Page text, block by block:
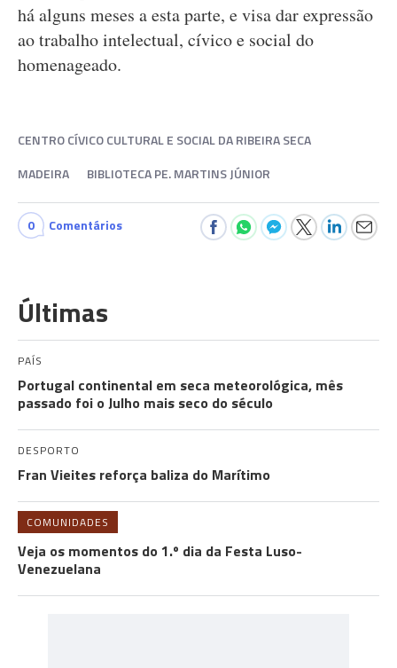
há alguns meses a esta parte, e visa dar expressão
ao trabalho intelectual, cívico e social do
homenageado.
CENTRO CÍVICO CULTURAL E SOCIAL DA RIBEIRA SECA
MADEIRA
BIBLIOTECA PE. MARTINS JÚNIOR
0 Comentários
Últimas
PAÍS
Portugal continental em seca meteorológica, mês
passado foi o Julho mais seco do século
DESPORTO
Fran Vieites reforça baliza do Marítimo
COMUNIDADES
Veja os momentos do 1.º dia da Festa Luso-
Venezuelana